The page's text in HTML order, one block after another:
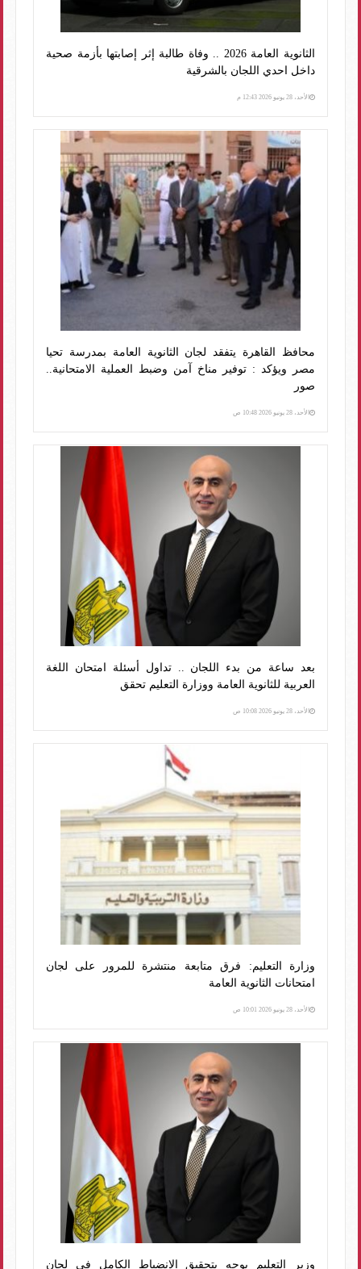
الثانوية العامة 2026 .. وفاة طالبة إثر إصابتها بأزمة صحية
داخل احدي اللجان بالشرقية
الأحد، 28 يونيو 2026 12:43 م
​محافظ القاهرة يتفقد لجان الثانوية العامة بمدرسة تحيا
مصر ويؤكد : توفير مناخ آمن وضبط العملية الامتحانية..
صور
الأحد، 28 يونيو 2026 10:48 ص
بعد ساعة من بدء اللجان .. تداول أسئلة امتحان اللغة
العربية للثانوية العامة ووزارة التعليم تحقق
الأحد، 28 يونيو 2026 10:08 ص
وزارة التعليم: فرق متابعة منتشرة للمرور على لجان
امتحانات الثانوية العامة
الأحد، 28 يونيو 2026 10:01 ص
وزير التعليم يوجه بتحقيق الانضباط الكامل في لجان